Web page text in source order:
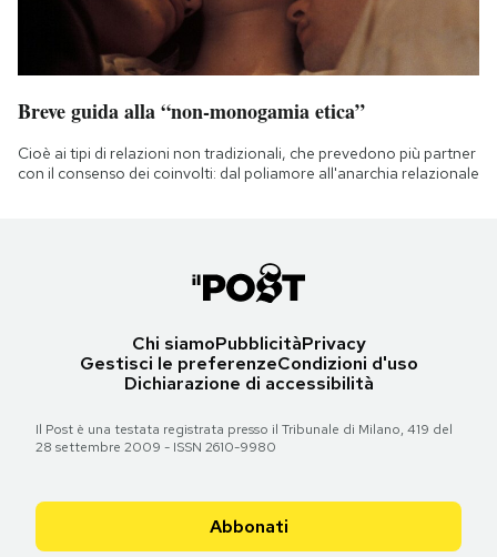
Breve guida alla “non-monogamia etica”
Cioè ai tipi di relazioni non tradizionali, che prevedono più partner
con il consenso dei coinvolti: dal poliamore all'anarchia relazionale
Chi siamoPubblicitàPrivacy
Gestisci le preferenzeCondizioni d'uso
Dichiarazione di accessibilità
Il Post è una testata registrata presso il Tribunale di Milano, 419 del
28 settembre 2009 - ISSN 2610-9980
Abbonati